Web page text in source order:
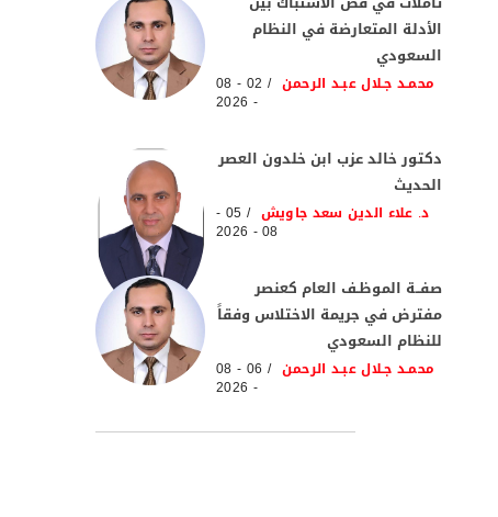
الأدلة المتعارضة في النظام
السعودي
محمـد جـلال عبـد الرحمن 02 - 08
- 2026
دكتور خالد عزب ابن خلدون العصر
الحديث
د. علاء الدين سعد جاويش 05 -
08 - 2026
صفــة الموظـف العام كعنصر
مفترض في جريمة الاختلاس وفقاً
للنظام السعودي
محمـد جـلال عبـد الرحمن 06 - 08
- 2026